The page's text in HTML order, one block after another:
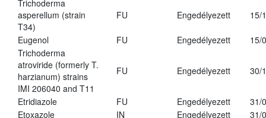
Trichoderma
asperellum (strain
T34)
FU Engedélyezett 15/
Eugenol FU Engedélyezett
15/
Trichoderma
atroviride (formerly T.
harzianum) strains
IMI 206040 and T11
FU Engedélyezett 30/
Etridiazole FU Engedélyezett
31/
Etoxazole
IN Engedélyezett
31/